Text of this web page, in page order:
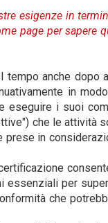
esigenze in
page per sapere
tempo anche dopo
in
eseguire i suoi
che le attività
prese in
essenziali per
che